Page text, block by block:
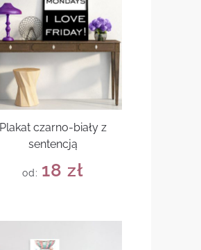
Plakat czarno-biały z
sentencją
od: 18zł